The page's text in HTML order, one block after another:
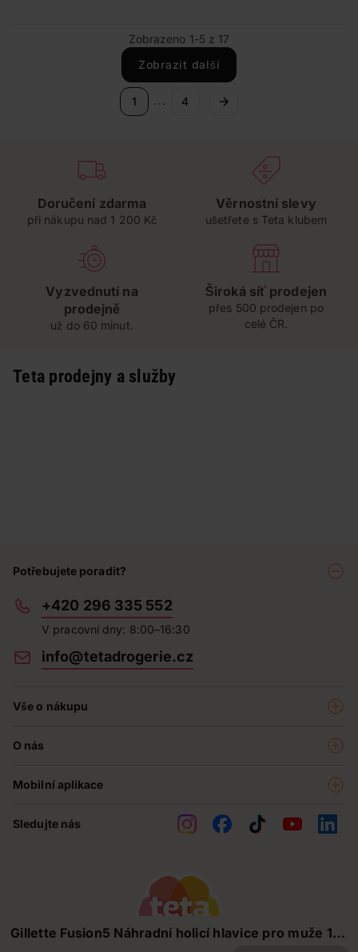
Gillette Fusion5 Náhradní holicí hlavice pro muže 16
Zobrazeno 1-5 z 17
Zobrazit další
1 ... 4
Doručení zdarma
při nákupu nad 1 200 Kč
Věrnostní slevy
ušetřete s Teta klubem
Vyzvednutí na
prodejně
už do 60 minut.
Široká síť prodejen
přes 500 prodejen po
celé ČR.
Teta prodejny a služby
Potřebujete poradit?
+420 296 335 552
V pracovní dny: 8:00–16:30
info@tetadrogerie.cz
Vše o nákupu
Prodejny
Obchodní podmínky
O nás
Teta pomáhá
Kontakty
Mobilní aplikace
Sledujte nás